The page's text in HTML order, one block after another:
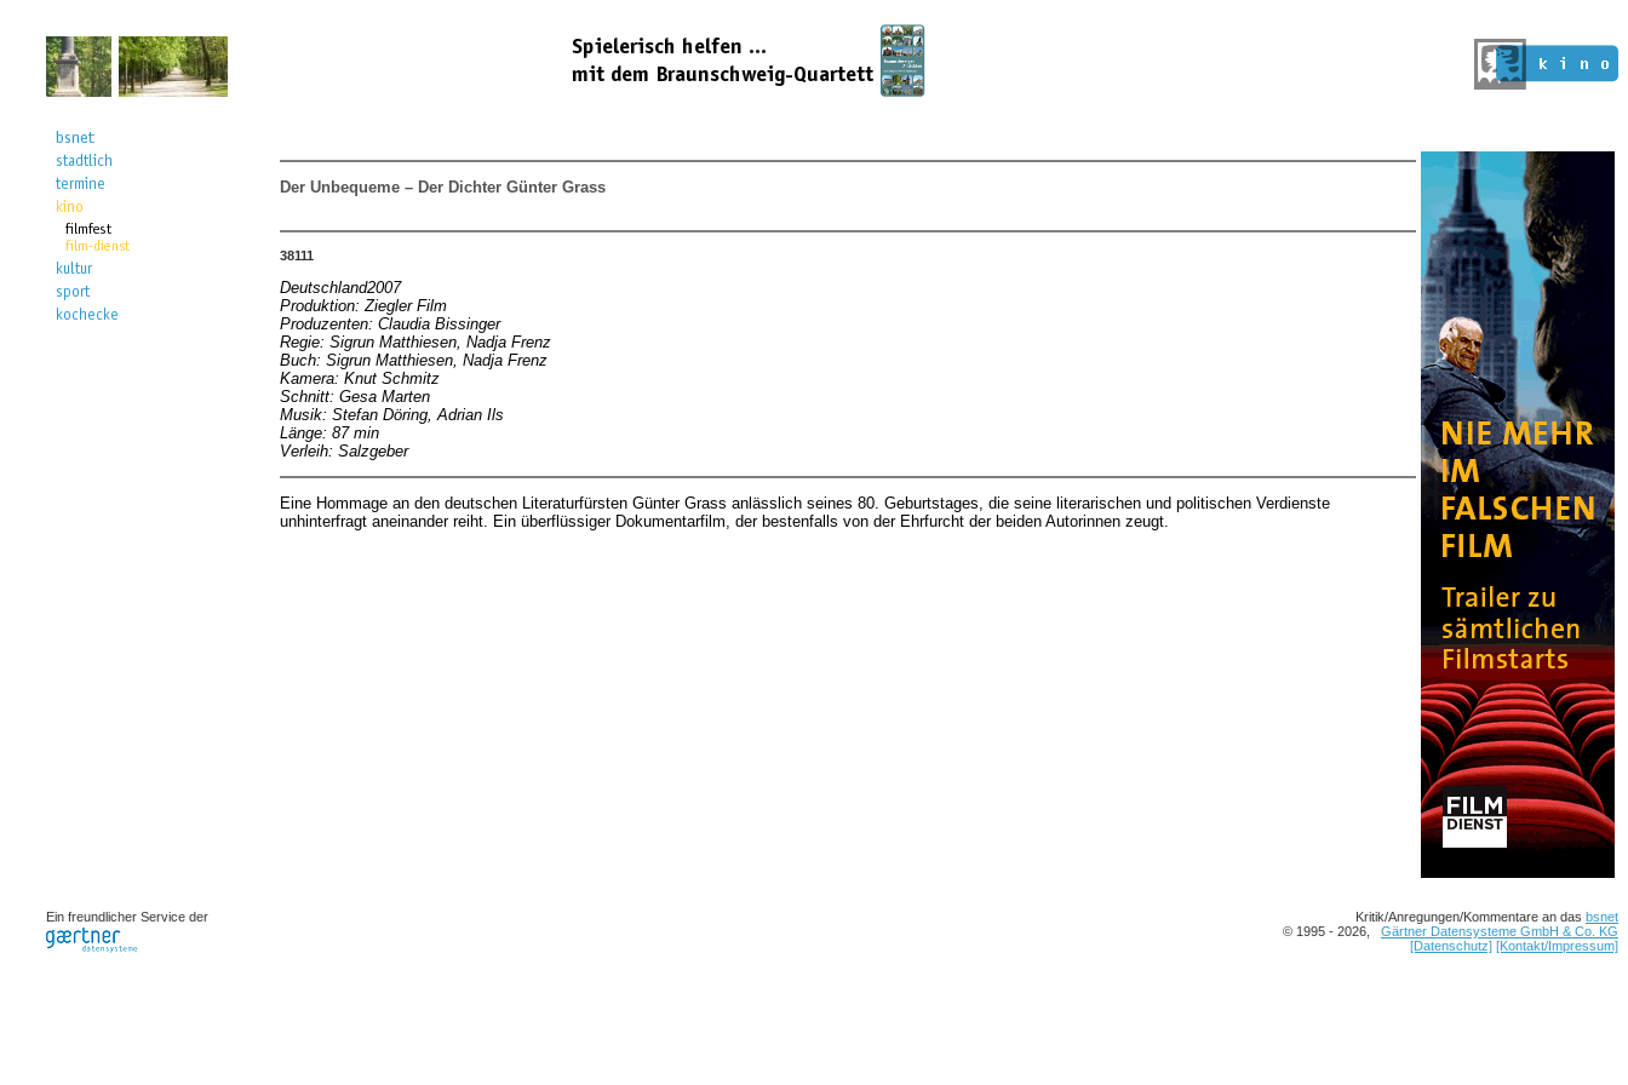
Der Unbequeme – Der Dichter Günter Grass
38111
Deutschland2007
Produktion: Ziegler Film
Produzenten: Claudia Bissinger
Regie: Sigrun Matthiesen, Nadja Frenz
Buch: Sigrun Matthiesen, Nadja Frenz
Kamera: Knut Schmitz
Schnitt: Gesa Marten
Musik: Stefan Döring, Adrian Ils
Länge: 87 min
Verleih: Salzgeber
Eine Hommage an den deutschen Literaturfürsten Günter Grass anlässlich seines 80. Geburtstages, die seine literarischen und politischen Verdienste
unhinterfragt aneinander reiht. Ein überflüssiger Dokumentarfilm, der bestenfalls von der Ehrfurcht der beiden Autorinnen zeugt.
Ein freundlicher Service der Kritik/Anregungen/Kommentare an das bsnet
© 1995 - 2026, Gärtner Datensysteme GmbH & Co. KG
[Datenschutz] [Kontakt/Impressum]